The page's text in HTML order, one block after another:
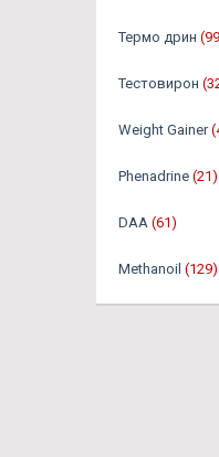
Термо дрин
Тестовирон
Weight Gainer
Phenadrine (21)
DAA (61)
Methanoil (129)